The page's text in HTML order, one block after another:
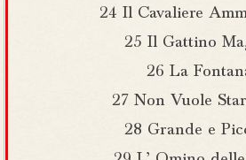
24 Il Cavaliere
25 Il Gattino
26 La
27 Non Vuole
28 Grande e